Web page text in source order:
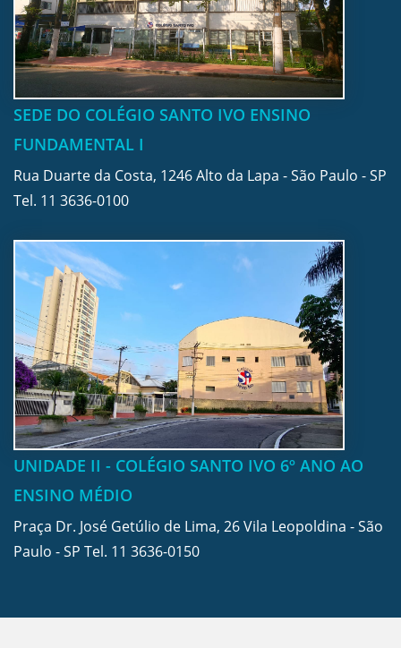
SEDE DO COLÉGIO SANTO IVO ENSINO
FUNDAMENTAL I
Rua Duarte da Costa, 1246 Alto da Lapa - São Paulo - SP
Tel. 11 3636-0100
UNIDADE II - COLÉGIO SANTO IVO 6º ANO AO
ENSINO MÉDIO
Praça Dr. José Getúlio de Lima, 26 Vila Leopoldina - São
Paulo - SP Tel. 11 3636-0150